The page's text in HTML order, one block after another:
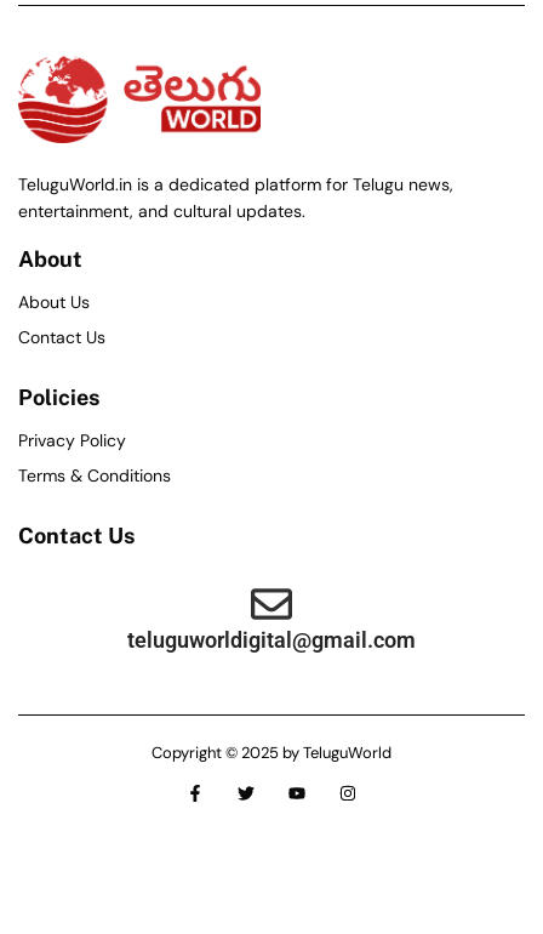
TeluguWorld.in is a dedicated platform for Telugu news,
entertainment, and cultural updates.
About
About Us
Contact Us
Policies
Privacy Policy
Terms & Conditions
Contact Us
teluguworldigital@gmail.com
Copyright © 2025 by TeluguWorld